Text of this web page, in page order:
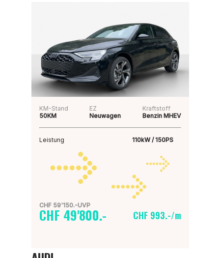
KM-Stand
50KM
EZ
Neuwagen
Kraftstoff
Benzin MHEV
Leistung 110kW / 150PS
CHF 59'150.-UVP
CHF 49'800.- CHF 993.-/m